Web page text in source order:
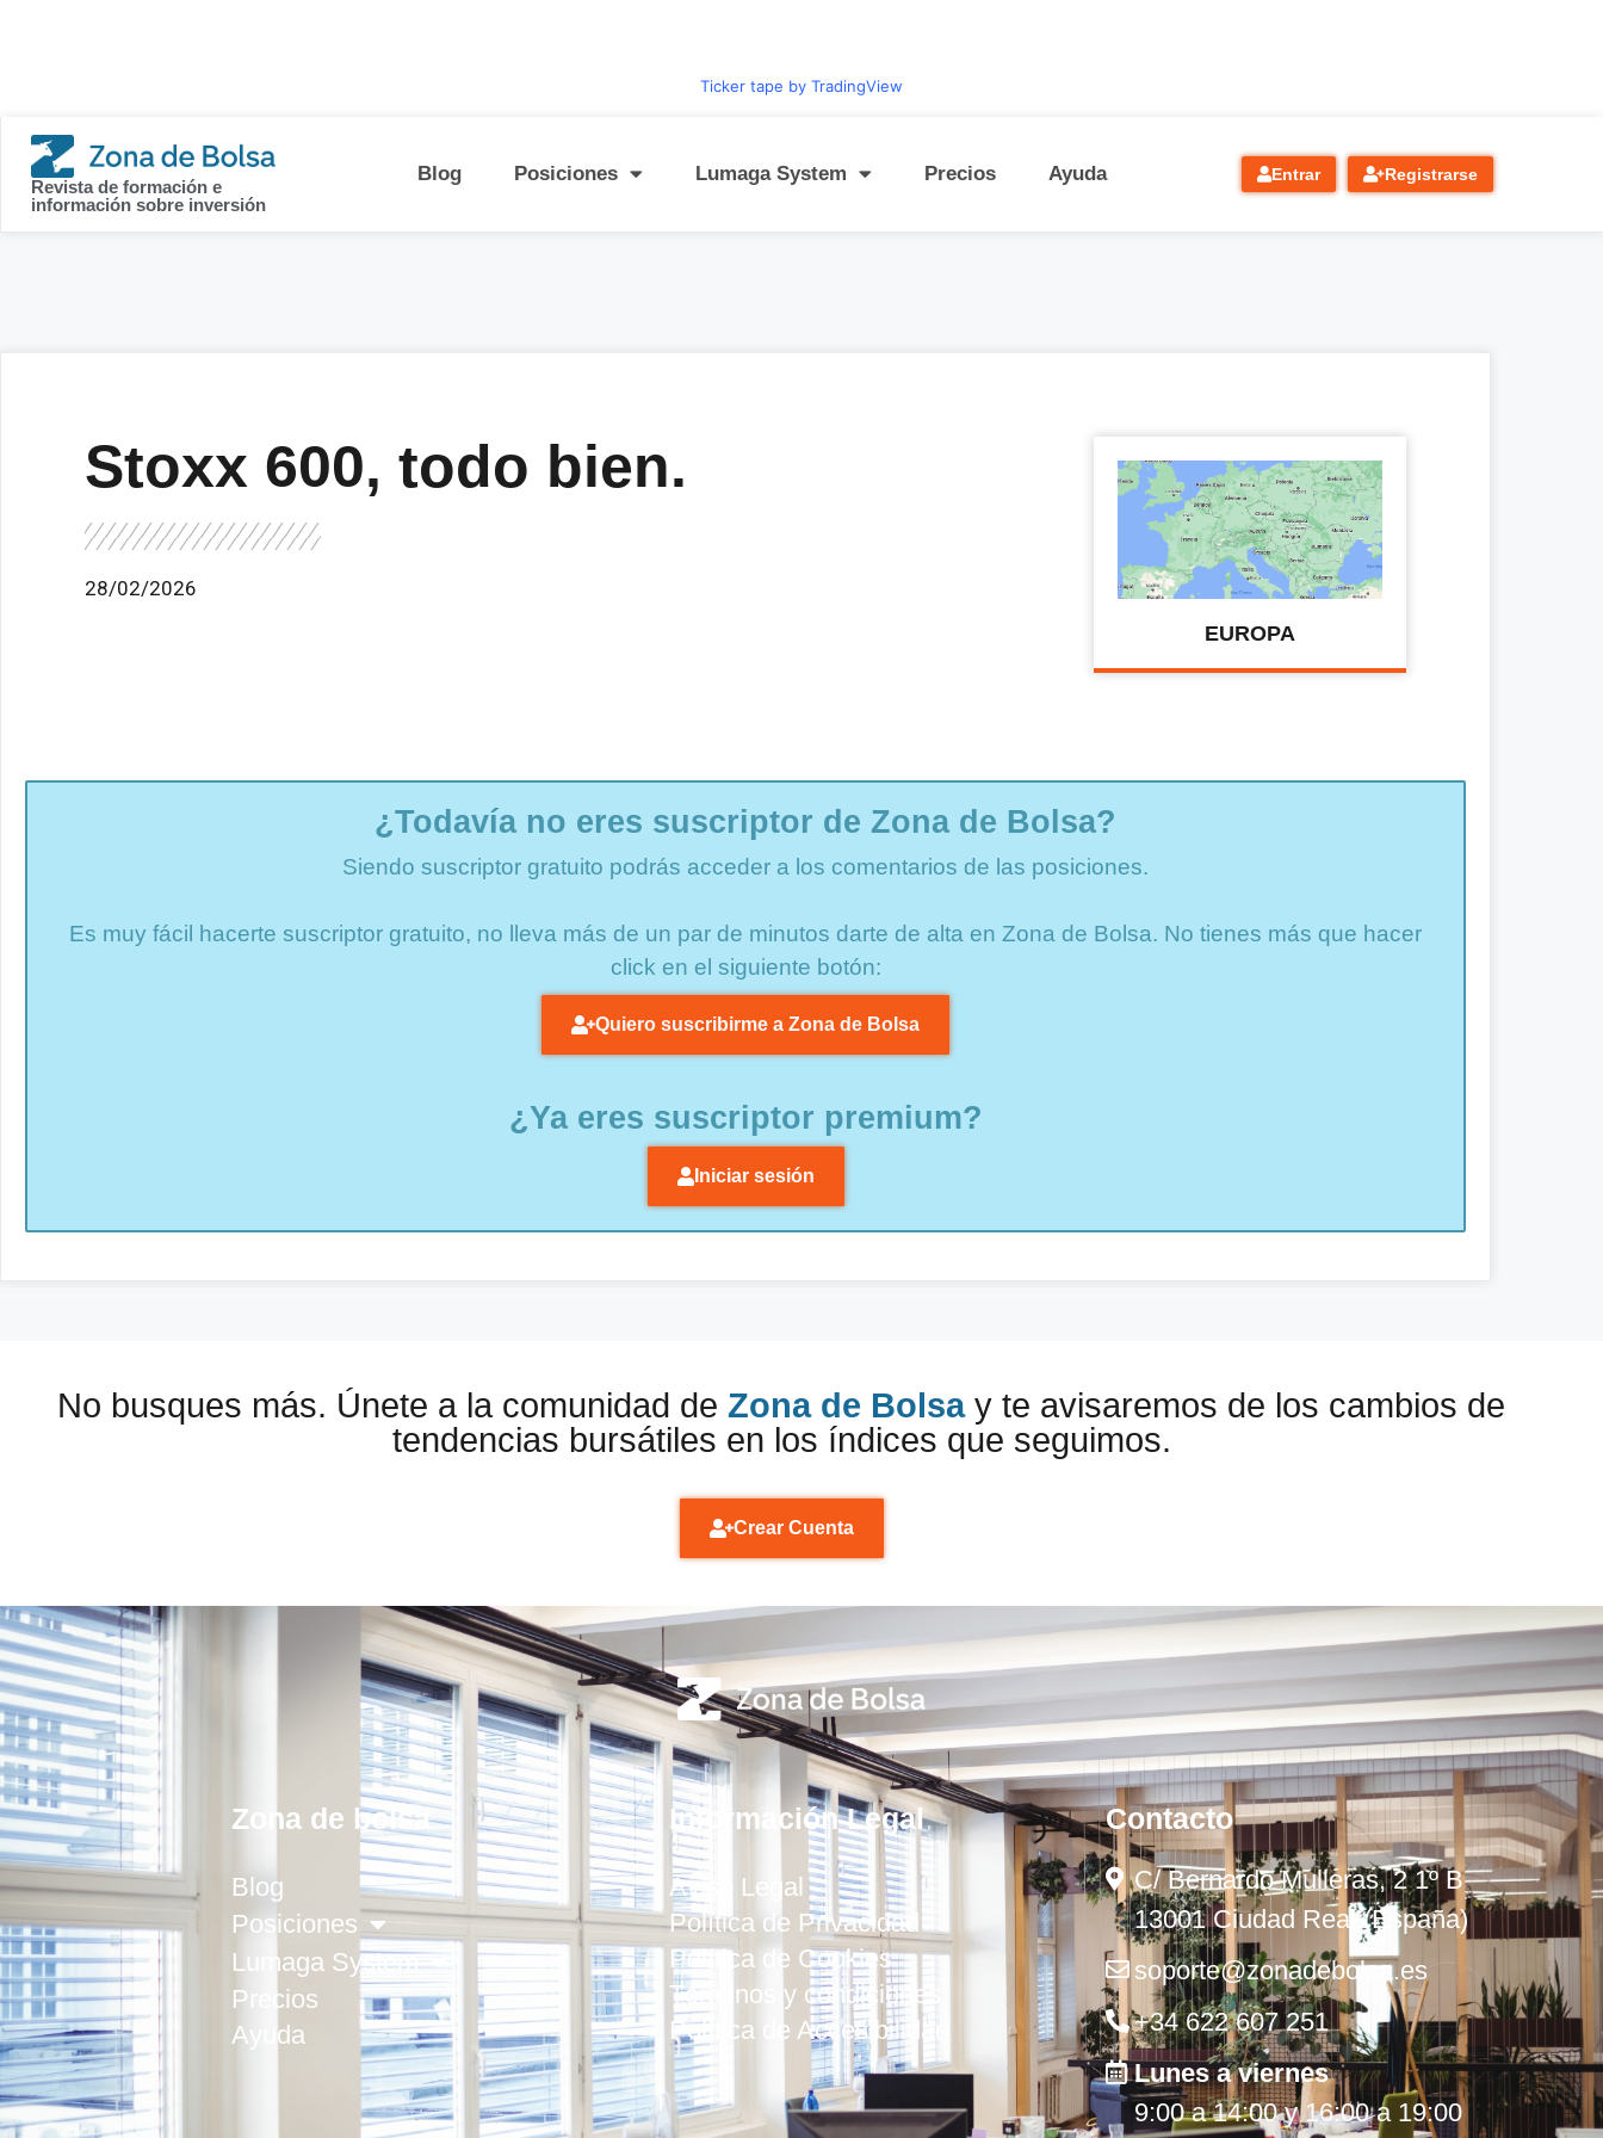
Ticker tape by TradingView
Revista de formación e
información sobre inversión
Blog Posiciones Lumaga System Precios Ayuda Entrar Registrarse
Stoxx 600, todo bien.
28/02/2026
EUROPA
¿Todavía no eres suscriptor de Zona de Bolsa?
Siendo suscriptor gratuito podrás acceder a los comentarios de las posiciones.
Es muy fácil hacerte suscriptor gratuito, no lleva más de un par de minutos darte de alta en Zona de Bolsa. No tienes más que hacer
click en el siguiente botón:
Quiero suscribirme a Zona de Bolsa
¿Ya eres suscriptor premium?
Iniciar sesión
No busques más. Únete a la comunidad de Zona de Bolsay te avisaremos de los cambios de
tendencias bursátiles en los índices que seguimos.
Crear Cuenta
Zona de bolsa
Blog
Posiciones
Lumaga System
Precios
Ayuda
Información Legal
Aviso Legal
Política de Privacidad
Política de Cookies
Términos y condiciones
Política de Accesibilidad
Contacto
C/ Bernardo Mulleras, 2 1º B
13001 Ciudad Real (España)
soporte@zonadebolsa.es
+34 622 607 251
Lunes a viernes
9:00 a 14:00 y 16:00 a 19:00